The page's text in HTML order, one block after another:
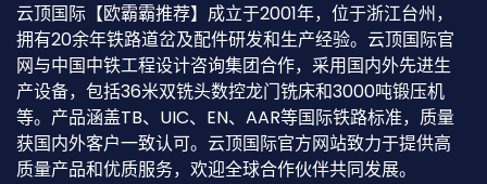
云顶国际【欧霸霸推荐】成立于2001年，位于浙江台州，
拥有20余年铁路道岔及配件研发和生产经验。云顶国际官
网与中国中铁工程设计咨询集团合作，采用国内外先进生
产设备，包括36米双铣头数控龙门铣床和3000吨锻压机
等。产品涵盖TB、UIC、EN、AAR等国际铁路标准，质量
获国内外客户一致认可。云顶国际官方网站致力于提供高
质量产品和优质服务，欢迎全球合作伙伴共同发展。